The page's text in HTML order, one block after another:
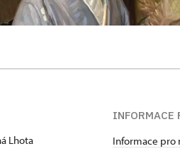
Lhota
INFORMACE
Informace pro